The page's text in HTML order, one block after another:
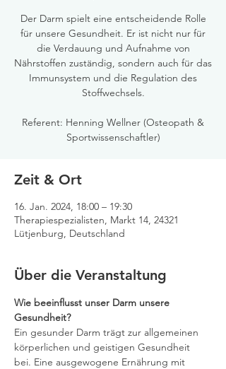
Der Darm spielt eine entscheidende Rolle
für unsere Gesundheit. Er ist nicht nur für
die Verdauung und Aufnahme von
Nährstoffen zuständig, sondern auch für das
Immunsystem und die Regulation des
Stoffwechsels.
Referent: Henning Wellner (Osteopath &
Sportwissenschaftler)
Zeit & Ort
16. Jan. 2024, 18:00 – 19:30
Therapiespezialisten, Markt 14, 24321
Lütjenburg, Deutschland
Über die Veranstaltung
Wie beeinflusst unser Darm unsere
Gesundheit?
Ein gesunder Darm trägt zur allgemeinen
körperlichen und geistigen Gesundheit
bei. Eine ausgewogene Ernährung mit